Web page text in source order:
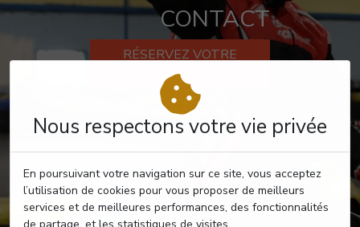
Nous respectons votre vie privée
En poursuivant votre navigation sur ce site, vous acceptez
l’utilisation de cookies pour vous proposer de meilleurs
services et de meilleures performances, des fonctionnalités
de partage, et les statistiques de visites.
CONTACT
RÉSERVEZ VOTRE
PASSAGE